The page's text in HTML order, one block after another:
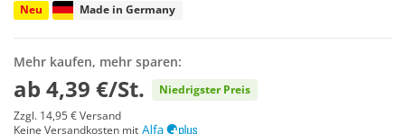
Neu
Made in Germany
Mehr kaufen, mehr sparen:
ab 4,39 €/St.
Niedrigster Preis
Zzgl. 14,95 €Versand
Keine Versandkosten mit